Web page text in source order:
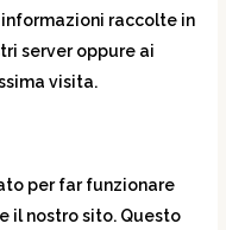
raccolte in
server oppure ai
visita.
per far funzionare
il nostro sito. Questo